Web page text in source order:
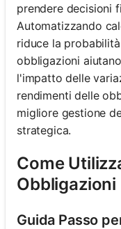
prendere decisioni
Automatizzando
riduce la
obbligazioni
l'impatto delle
rendimenti delle
migliore gestione
strategica.
Come
Obbligazioni
Guida Passo